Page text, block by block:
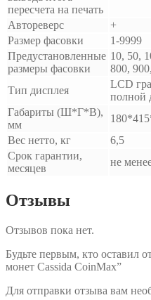
пересчета на печать
Автореверс
+
Размер фасовки
1-9999
Предустановленные
размеры фасовки
10, 50,
800,
Тип дисплея
LCD
полной
Габариты (Ш*Г*В),
мм
Вес нетто, кг
6,5
Срок гарантии,
месяцев
не
Отзывы
Отзывов пока нет.
Будьте первым, кто оставил
монет Cassida CoinMax”
Для отправки отзыва вам